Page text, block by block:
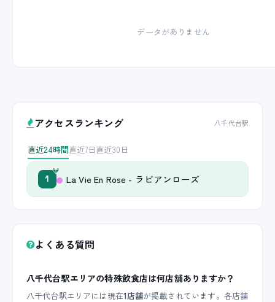
データがありません
アクセスランキング 八千代台駅
直近24時間直近7日直近30日
1 La Vie En Rose - ラビアンローズ
よくある質問
八千代台駅エリアの特殊飲食店は何店舗ありますか？
八千代台駅エリアには現在1店舗が掲載されています。各店舗